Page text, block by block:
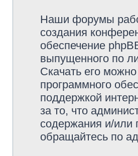
Наши форумы
создания
обеспечение
выпущенного по
Скачать его
программного
поддержкой
за то, что
содержания и/или
обращайтесь по